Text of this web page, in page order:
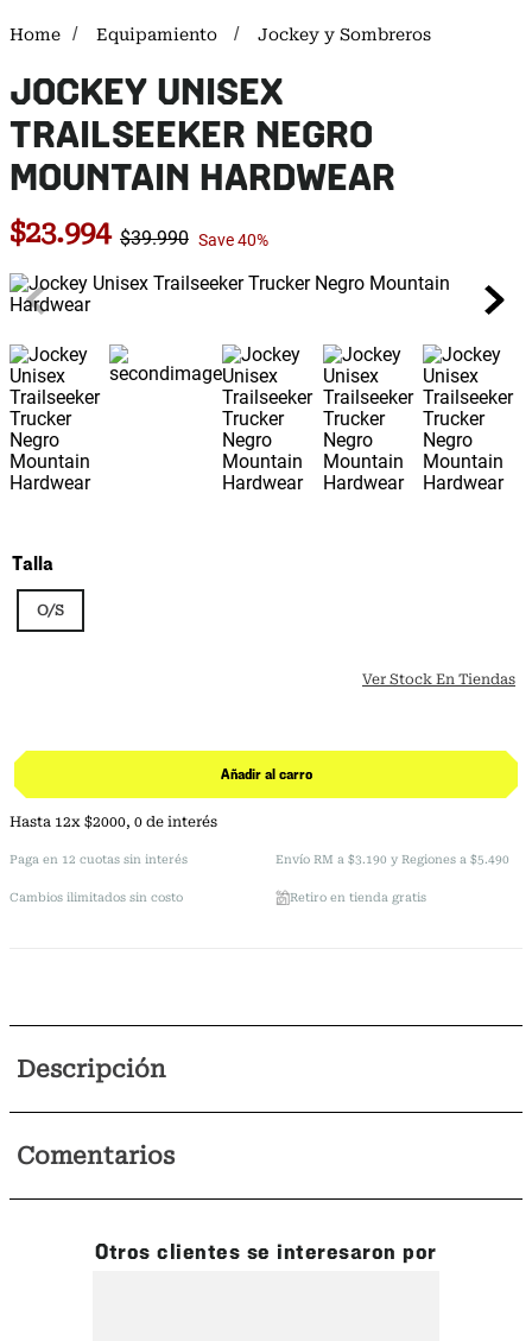
Equipamiento Jockey y Sombreros
JOCKEY UNISEX
TRAILSEEKER NEGRO
MOUNTAIN HARDWEAR
$23.994 $39.990 Save40%
Talla
O/S
Ver Stock En Tiendas
Añadir al carro
Hasta 12x $2000, 0 de interés
Paga en 12 cuotas sin interés Envío RM a $3.190 y Regiones a $5.490
Cambios ilimitados sin costo Retiro en tienda gratis
Descripción
Comentarios
Otros clientes se interesaron por